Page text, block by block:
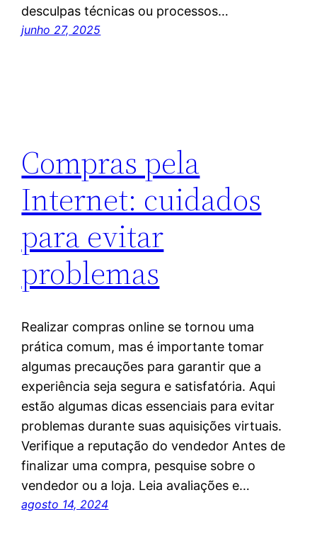
desculpas técnicas ou processos…
junho 27, 2025
Compras pela
Internet: cuidados
para evitar
problemas
Realizar compras online se tornou uma
prática comum, mas é importante tomar
algumas precauções para garantir que a
experiência seja segura e satisfatória. Aqui
estão algumas dicas essenciais para evitar
problemas durante suas aquisições virtuais.
Verifique a reputação do vendedor Antes de
finalizar uma compra, pesquise sobre o
vendedor ou a loja. Leia avaliações e…
agosto 14, 2024